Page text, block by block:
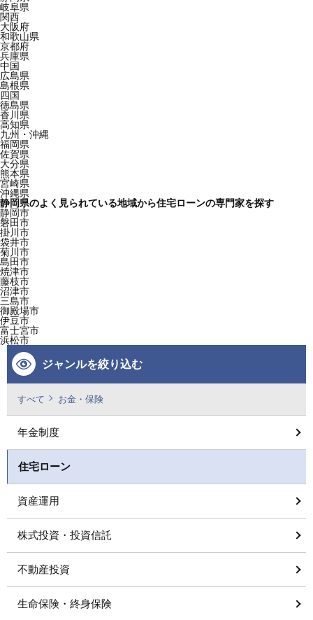
岐阜県
関西
大阪府
和歌山県
京都府
兵庫県
中国
広島県
島根県
四国
徳島県
香川県
高知県
九州・沖縄
福岡県
佐賀県
大分県
熊本県
宮崎県
沖縄県
静岡県のよく見られている地域から住宅ローンの専門家を探す
静岡市
磐田市
掛川市
袋井市
菊川市
島田市
焼津市
藤枝市
沼津市
三島市
御殿場市
伊豆市
富士宮市
浜松市
ジャンルを絞り込む
すべて お金・保険
年金制度
住宅ローン
資産運用
株式投資・投資信託
不動産投資
生命保険・終身保険